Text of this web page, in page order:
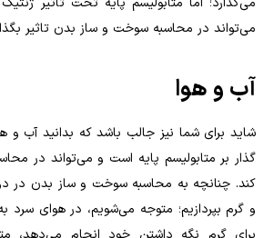
می‌تواند در محاسبه سوخت و ساز بدن تاثیر
آب و هوا
شاید برای شما نیز جالب باشد که بدانید آب و
گذار بر متابولیسم پایه است و می‌تواند در
کند. چنانچه به محاسبه سوخت و ساز بدن در
و گرم بپردازیم؛ متوجه می‌شویم، در هوای سرد